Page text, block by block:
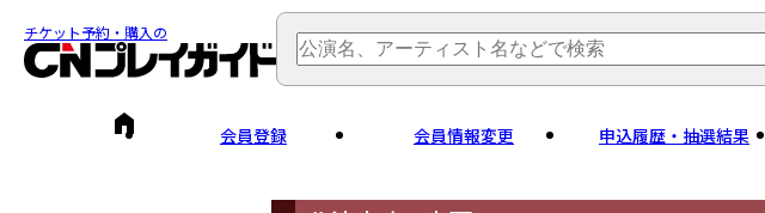
チケット予約・購入の
会員登録 会員情報変更 申込履歴・抽選結果